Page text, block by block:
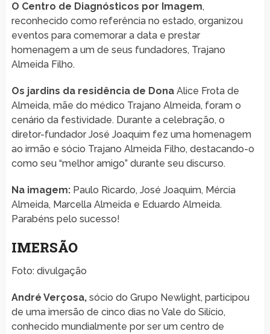
O Centro de Diagnósticos por Imagem,
reconhecido como referência no estado, organizou
eventos para comemorar a data e prestar
homenagem a um de seus fundadores, Trajano
Almeida Filho.
Os jardins da residência de DonaAlice Frota de
Almeida, mãe do médico Trajano Almeida, foram o
cenário da festividade. Durante a celebração, o
diretor-fundador José Joaquim fez uma homenagem
ao irmão e sócio Trajano Almeida Filho, destacando-o
como seu “melhor amigo” durante seu discurso.
Na imagem:Paulo Ricardo, José Joaquim, Mércia
Almeida, Marcella Almeida e Eduardo Almeida.
Parabéns pelo sucesso!
IMERSÃO
Foto: divulgação
André Verçosa,sócio do Grupo Newlight, participou
de uma imersão de cinco dias no Vale do Silício,
conhecido mundialmente por ser um centro de